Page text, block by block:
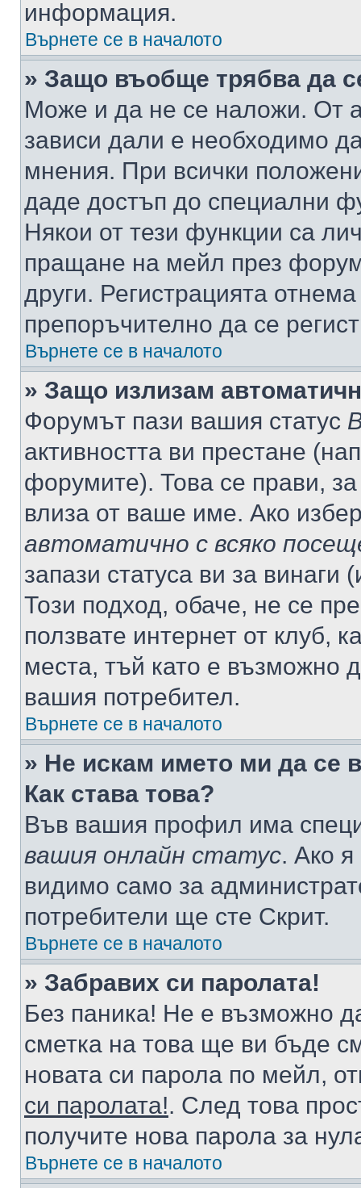
информация.
Върнете се в началото
» Защо въобще трябва да
Може и да не се наложи. От
зависи дали е необходимо
мнения. При всички
даде достъп до специални
Някои от тези функции са
пращане на мейл през
други. Регистрацията
препоръчително да се
Върнете се в началото
» Защо излизам
Форумът пази вашия статус
активността ви престане
форумите). Това се прави,
влиза от ваше име. Ако
автоматично с всяко
запази статуса ви за винаги
Този подход, обаче, не се
ползвате интернет от клуб,
места, тъй като е възможно
вашия потребител.
Върнете се в началото
» Не искам името ми да се
Как става това?
Във вашия профил има
вашия онлайн статус. Ако
видимо само за
потребители ще сте Скрит.
Върнете се в началото
» Забравих си паролата!
Без паника! Не е възможно
сметка на това ще ви бъде
новата си парола по мейл,
си паролата!. След това
получите нова парола за
Върнете се в началото